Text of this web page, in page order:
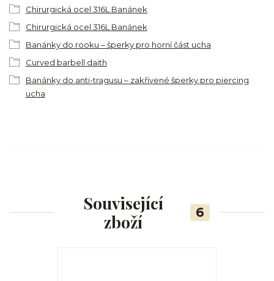
Chirurgická ocel 316L Banánek
Chirurgická ocel 316L Banánek
Banánky do rooku – šperky pro horní část ucha
Curved barbell daith
Banánky do anti-tragusu – zakřivené šperky pro piercing
ucha
Související
zboží
6